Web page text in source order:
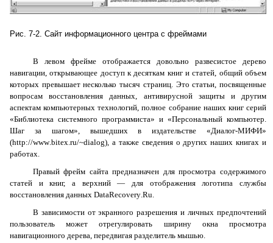
Рис. 7-2. Сайт информационного центра с фреймами
В левом фрейме отображается довольно развесистое дерево
навигации, открывающее доступ к десяткам книг и статей, общий объем
которых превышает несколько тысяч страниц. Это статьи, посвященные
вопросам восстановления данных, антивирусной защиты и другим
аспектам компьютерных технологий, полное собрание наших книг серий
«Библиотека системного программиста» и «Персональный компьютер.
Шаг за шагом», вышедших в издательстве «Диалог-МИФИ»
(http://www.bitex.ru/~dialog), а также сведения о других наших книгах и
работах.
Правый фрейм сайта предназначен для просмотра содержимого
статей и книг, а верхний — для отображения логотипа службы
восстановления данных DataRecovery.Ru.
В зависимости от экранного разрешения и личных предпочтений
пользователь может отрегулировать ширину окна просмотра
навигационного дерева, передвигая разделитель мышью.